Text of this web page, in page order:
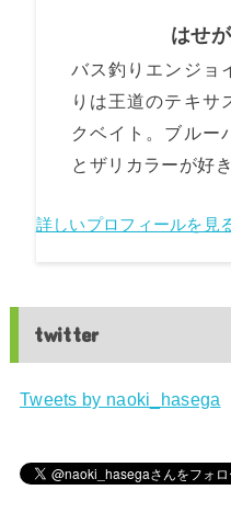
はせ
バス釣りエンジョ
りは王道のテキサ
クベイト。ブルー
とザリカラーが好き
詳しいプロフィールを見
twitter
Tweets by naoki_hasega